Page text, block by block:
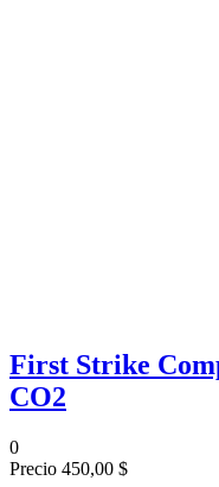
First Strike
CO2
0
Precio 450,00 $